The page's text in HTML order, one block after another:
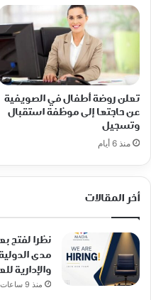
تعلن روضة أطفال في الصويفية
عن حاجتها إلى موظفة استقبال
وتسجيل
منذ 6 أيام
أخر المقالات
نظرا لفتح
مدى
والإدارية للعام
منذ 9 ساعات